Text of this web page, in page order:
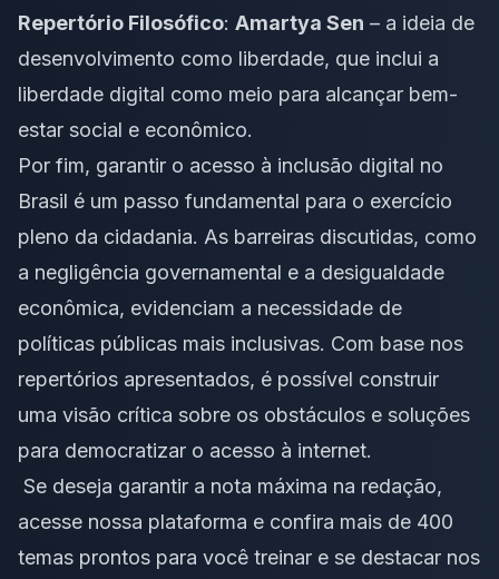
Repertório Filosófico: Amartya Sen – a ideia de
desenvolvimento como liberdade, que inclui a
liberdade digital como meio para alcançar bem-
estar social e econômico.
Por fim, garantir o acesso à inclusão digital no
Brasil é um passo fundamental para o exercício
pleno da cidadania. As barreiras discutidas, como
a negligência governamental e a desigualdade
econômica, evidenciam a necessidade de
políticas públicas mais inclusivas. Com base nos
repertórios apresentados, é possível construir
uma visão crítica sobre os obstáculos e soluções
para democratizar o acesso à internet.
Se deseja garantir a nota máxima na redação,
acesse nossa plataforma e confira mais de 400
temas prontos para você treinar e se destacar nos